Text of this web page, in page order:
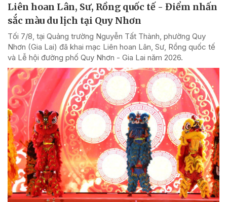
Liên hoan Lân, Sư, Rồng quốc tế - Điểm nhấn
sắc màu du lịch tại Quy Nhơn
Tối 7/8, tại Quảng trường Nguyễn Tất Thành, phường Quy
Nhơn (Gia Lai) đã khai mạc Liên hoan Lân, Sư, Rồng quốc tế
và Lễ hội đường phố Quy Nhơn - Gia Lai năm 2026.